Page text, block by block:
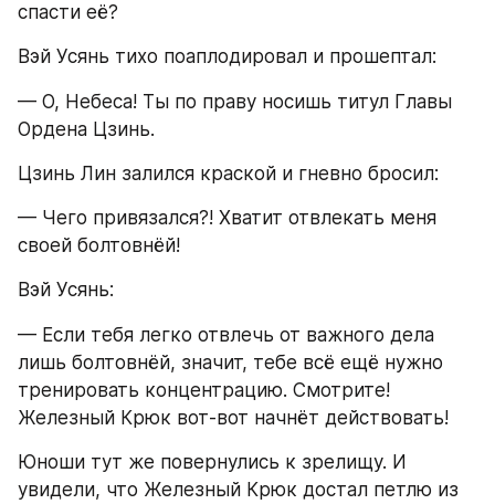
спасти её?
Вэй Усянь тихо поаплодировал и прошептал:
— О, Небеса! Ты по праву носишь титул Главы
Ордена Цзинь.
Цзинь Лин залился краской и гневно бросил:
— Чего привязался?! Хватит отвлекать меня
своей болтовнёй!
Вэй Усянь:
— Если тебя легко отвлечь от важного дела
лишь болтовнёй, значит, тебе всё ещё нужно
тренировать концентрацию. Смотрите!
Железный Крюк вот-вот начнёт действовать!
Юноши тут же повернулись к зрелищу. И
увидели, что Железный Крюк достал петлю из